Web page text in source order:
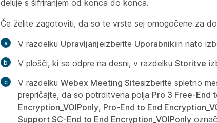
deluje s šifriranjem od konca do konca.
Če želite zagotoviti, da so te vrste sej omogočene za
V razdelku Upravljanjeizberite Uporabnikiin nato
V plošči, ki se odpre na desni, v razdelku Storitve
V razdelku Webex Meeting Sitesizberite spletno
prepričajte, da so potrditvena polja Pro 3 Free-End
Encryption_VOIPonly, Pro-End to End
Support SC-End to End Encryption_VOIPonly